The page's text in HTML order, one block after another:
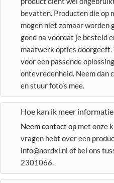
bevatten. Producten die op
mogen niet zomaar worden
goed na voordat je besteld
maatwerk opties doorgeeft.
voor een passende
ontevredenheid. Neem dan
en stuur foto’s mee.
Hoe kan ik meer
Neem contact op met onze
vragen hebt over een
info@nordxl.nl of bel ons
2301066.